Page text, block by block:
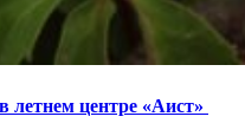
летнем центре «Аист»